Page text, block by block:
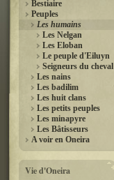
Bestiaire
Peuples
Les humains
Les Nelgan
Les Eloban
Le peuple d'Eiluyn
Seigneurs du cheval
Les nains
Les badilim
Les huit clans
Les petits peuples
Les minapyre
Les Bâtisseurs
A voir en Oneira
Vie d'Oneira